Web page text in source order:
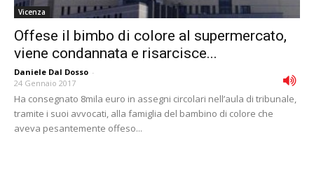
Vicenza
Offese il bimbo di colore al supermercato,
viene condannata e risarcisce...
Daniele Dal Dosso -
24 Gennaio 2017
Ha consegnato 8mila euro in assegni circolari nell’aula di tribunale,
tramite i suoi avvocati, alla famiglia del bambino di colore che
aveva pesantemente offeso...